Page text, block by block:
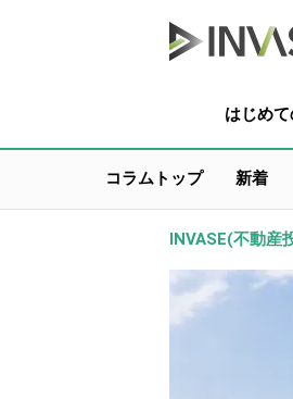
はじめ
コラムトップ 新着
INVASE(不動産